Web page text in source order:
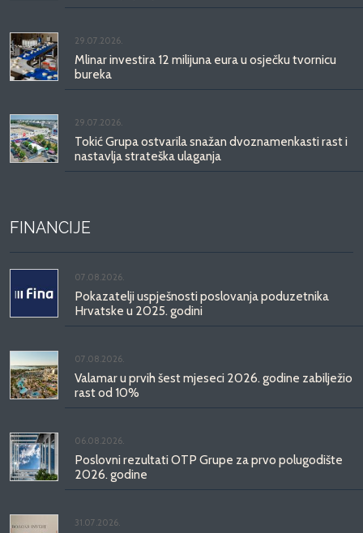
29.07.2026.
Mlinar investira 12 milijuna eura u osječku tvornicu
bureka
29.07.2026.
Tokić Grupa ostvarila snažan dvoznamenkasti rast i
nastavlja strateška ulaganja
FINANCIJE
07.08.2026.
Pokazatelji uspješnosti poslovanja poduzetnika
Hrvatske u 2025. godini
07.08.2026.
Valamar u prvih šest mjeseci 2026. godine zabilježio
rast od 10%
06.08.2026.
Poslovni rezultati OTP Grupe za prvo polugodište
2026. godine
31.07.2026.